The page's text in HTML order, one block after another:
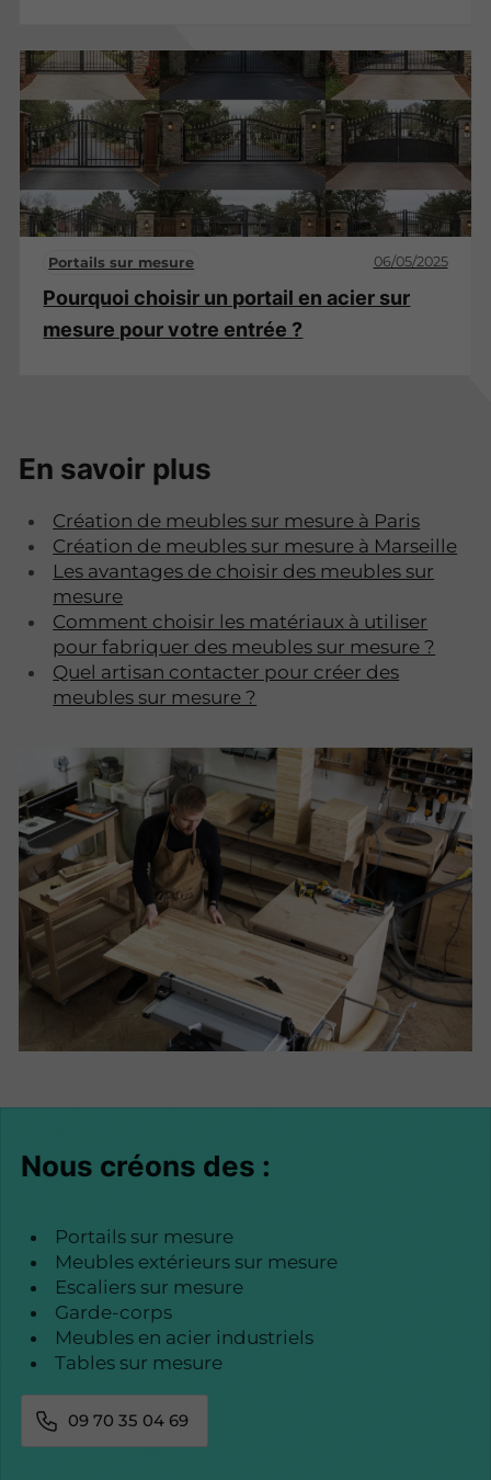
Portails sur mesure 06/05/2025
Pourquoi choisir un portail en acier sur
mesure pour votre entrée ?
En savoir plus
Création de meubles sur mesure à Paris
Création de meubles sur mesure à Marseille
Les avantages de choisir des meubles sur
mesure
Comment choisir les matériaux à utiliser
pour fabriquer des meubles sur mesure ?
Quel artisan contacter pour créer des
meubles sur mesure ?
Nous créons des :
Portails sur mesure
Meubles extérieurs sur mesure
Escaliers sur mesure
Garde-corps
Meubles en acier industriels
Tables sur mesure
09 70 35 04 69